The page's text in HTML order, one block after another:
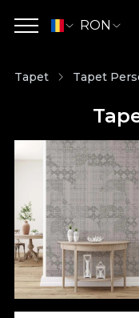
RON
Tapet Tapet